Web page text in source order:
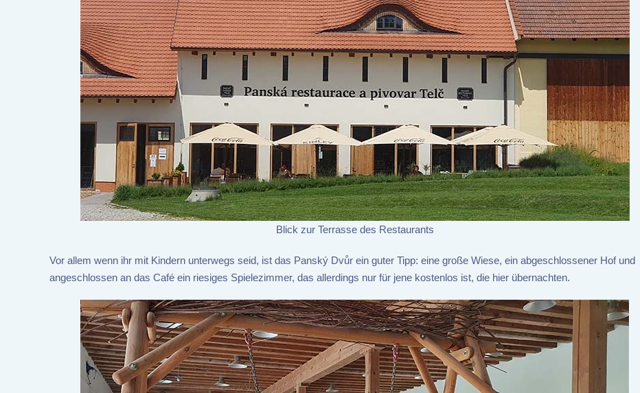
Blick zur Terrasse des Restaurants
Vor allem wenn ihr mit Kindern unterwegs seid, ist das Panský Dvůr ein guter Tipp: eine große Wiese, ein abgeschlossener Hof und
angeschlossen an das Café ein riesiges Spielezimmer, das allerdings nur für jene kostenlos ist, die hier übernachten.